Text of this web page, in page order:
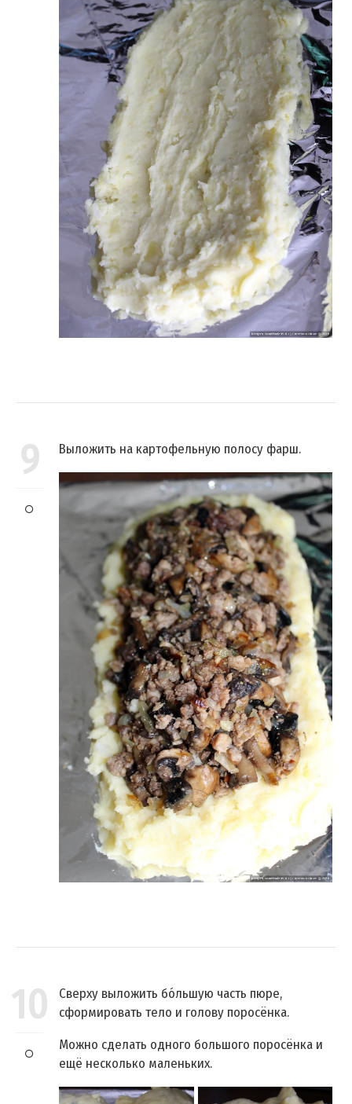
9 Выложить на картофельную полосу фарш.
10
Сверху выложить бóльшую часть пюре,
сформировать тело и голову поросёнка.
Можно сделать одного большого поросёнка и
ещё несколько маленьких.